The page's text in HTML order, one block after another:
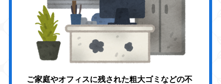
ご家庭やオフィスに残された粗大ゴミなどの不